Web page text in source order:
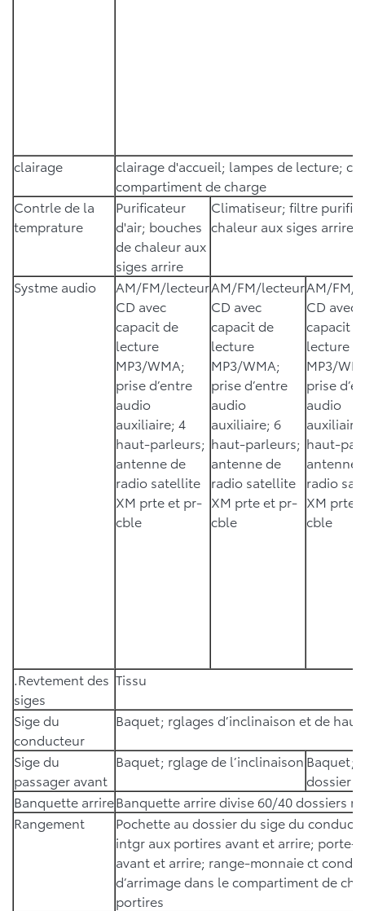
clairage
clairage d'accueil; lampes de lecture;
compartiment de charge
Contrle de la
temprature
Purificateur
d'air; bouches
de chaleur aux
siges arrire
Climatiseur; filtre
chaleur aux siges arrire
Systme audio
AM/FM/lecteur
CD avec
capacit de
lecture
MP3/WMA;
prise d’entre
audio
auxiliaire; 4
haut-parleurs;
antenne de
radio satellite
XM prte et pr-
cble
AM/FM/lecteur
CD avec
capacit de
lecture
MP3/WMA;
prise d’entre
audio
auxiliaire; 6
haut-parleurs;
antenne de
radio satellite
XM prte et pr-
cble
AM/FM/
CD avec
capacit
lecture
MP3/
prise
audio
haut-
antenne
radio
XM prte
cble
.Revtement des
siges
Tissu
Sige du
conducteur
Baquet; rglages d’inclinaison et de
Sige du
passager avant
Baquet; rglage de l’inclinaison Baquet;
dossier
Banquette arrireBanquette arrire divise 60/40 dossiers
Rangement
Pochette au dossier du sige du
intgr aux portires avant et arrire; porte-
avant et arrire; range-monnaie ct
d’arrimage dans le compartiment de
portires